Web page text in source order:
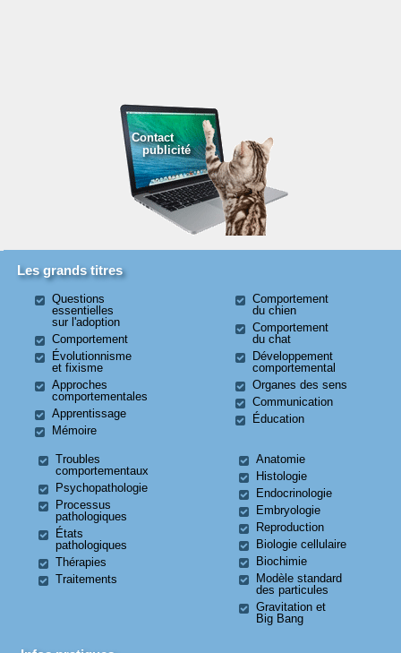
Contact
publicité
Les grands titres
Questions
essentielles
sur l'adoption
Comportement
Évolutionnisme
et fixisme
Approches
comportementales
Apprentissage
Mémoire
Comportement
du chien
Comportement
du chat
Développement
comportemental
Organes des sens
Communication
Éducation
Troubles
comportementaux
Psychopathologie
Processus
pathologiques
États
pathologiques
Thérapies
Traitements
Anatomie
Histologie
Endocrinologie
Embryologie
Reproduction
Biologie cellulaire
Biochimie
Modèle standard
des particules
Gravitation et
Big Bang